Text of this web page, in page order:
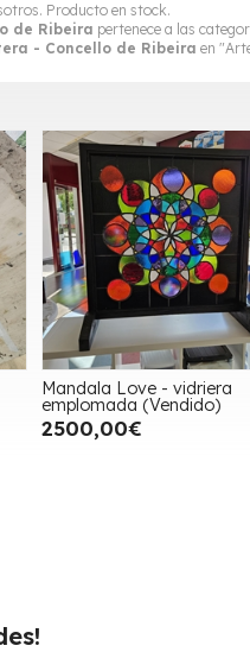
Producto en stock.
de Ribeira pertenece a las
- Concello de Ribeira en
Mandala Love - vidriera
emplomada (Vendido)
2500,00€